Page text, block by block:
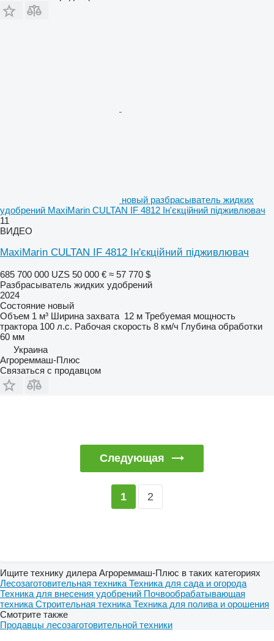
новый разбрасыватель жидких
удобрений MaxiMarin CULTAN IF 4812 Ін'єкційний підживлювач
11
ВИДЕО
MaxiMarin CULTAN IF 4812 Ін'єкційний підживлювач
685 700 000 UZS 50 000 € ≈ 57 770 $
Разбрасыватель жидких удобрений
2024
Состояние новый
Объем 1 м³ Ширина захвата 12 м Требуемая мощность
трактора 100 л.с. Рабочая скорость 8 км/ч Глубина обработки
60 мм
Украина
Агрореммаш-Плюс
Связаться с продавцом
Следующая
1 2
Ищите технику дилера Агрореммаш-Плюс в таких категориях
Лесозаготовительная техника Техника для сада и огорода
Техника для внесения удобрений Почвообрабатывающая
техника Строительная техника Техника для полива и орошения
Смотрите также
Продавцы лесозаготовительной техники